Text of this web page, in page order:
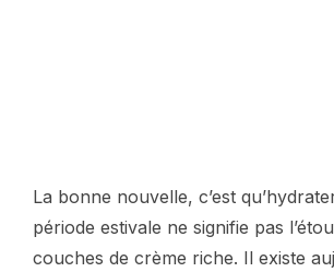
La bonne nouvelle, c’est
période estivale ne signifie pas
couches de crème riche. Il existe